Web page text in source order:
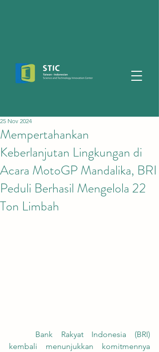
Mempertahankan
Keberlanjutan Lingkungan di
Acara MotoGP Mandalika, BRI
Peduli Berhasil Mengelola 22
Ton Limbah
25 Nov 2024
kembali menunjukkan komitmennya